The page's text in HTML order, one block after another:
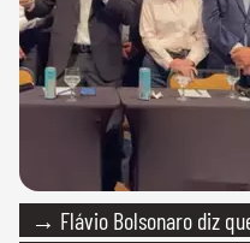
→ Flávio Bolsonaro diz